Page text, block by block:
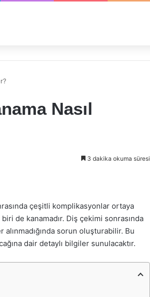
Nasıl
3 dakika okuma süresi
çeşitli komplikasyonlar ortaya
de kanamadır. Diş çekimi sonrasında
sorun oluşturabilir. Bu
dair detaylı bilgiler sunulacaktır.